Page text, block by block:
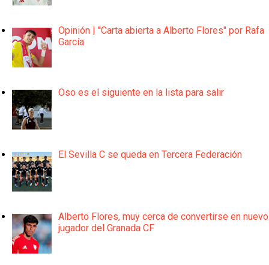
Opinión | "Carta abierta a Alberto Flores" por Rafa
García
Oso es el siguiente en la lista para salir
El Sevilla C se queda en Tercera Federación
Alberto Flores, muy cerca de convertirse en nuevo
jugador del Granada CF